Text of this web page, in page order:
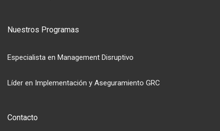
Nuestros Programas
Especialista en Management Disruptivo
Líder en Implementación y Aseguramiento GRC
Contacto